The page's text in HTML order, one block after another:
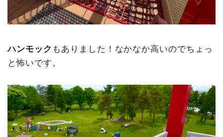
ハンモック もありました！なかなか高いのでちょっ
と怖いです。